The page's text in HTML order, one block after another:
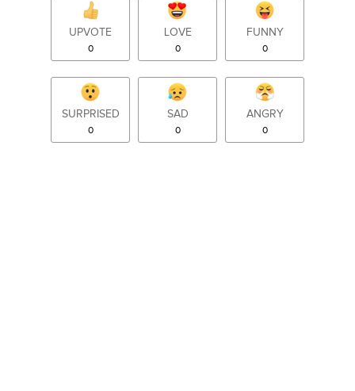
UPVOTE
0
LOVE
0
FUNNY
0
SURPRISED
0
SAD
0
ANGRY
0